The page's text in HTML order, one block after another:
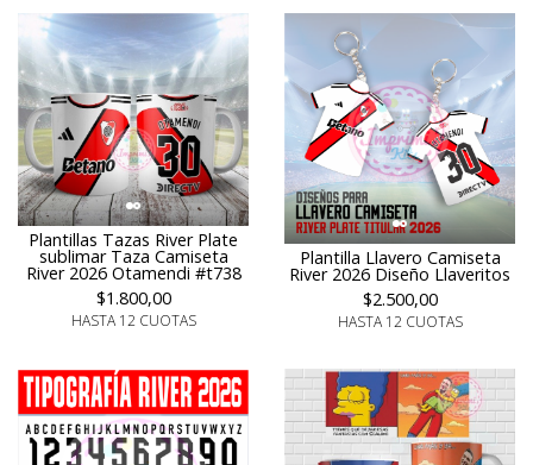
Plantillas Tazas River Plate
sublimar Taza Camiseta
River 2026 Otamendi #t738
$1.800,00
HASTA 12 CUOTAS
Plantilla Llavero Camiseta
River 2026 Diseño Llaveritos
$2.500,00
HASTA 12 CUOTAS